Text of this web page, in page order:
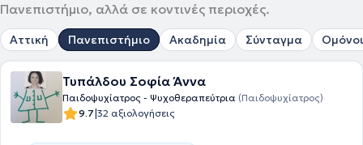
Πανεπιστήμιο, αλλά σε κοντινές περιοχές.
Αττική Πανεπιστήμιο Ακαδημία Σύνταγμα
Τυπάλδου Σοφία Άννα
Παιδοψυχίατρος - Ψυχοθεραπεύτρια (Παιδοψυχίατρος)
9.7|32 αξιολογήσεις